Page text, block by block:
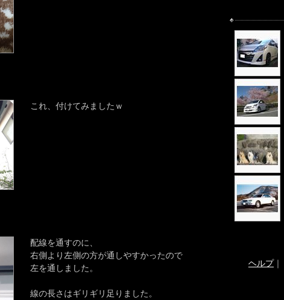
これ、付けてみましたｗ
配線を通すのに、
右側より左側の方が通しやすかったので
左を通しました。
線の長さはギリギリ足りました。
ヘルプ｜